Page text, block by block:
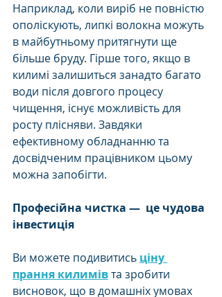
Наприклад, коли виріб не повністю
ополіскують, липкі волокна можуть
в майбутньому притягнути ще
більше бруду. Гірше того, якщо в
килимі залишиться занадто багато
води після довгого процесу
чищення, існує можливість для
росту плісняви. Завдяки
ефективному обладнанню та
досвідченим працівником цьому
можна запобігти.
Професійна чистка —  це чудова
інвестиція
Ви можете подивитись ціну
прання килимів та зробити
висновок, що в домашніх умовах